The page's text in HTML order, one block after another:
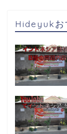
Hideyukお